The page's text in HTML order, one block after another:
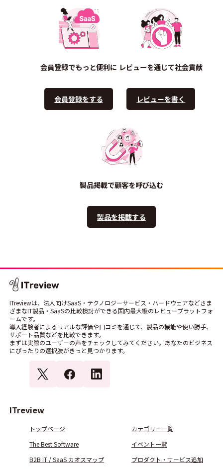
会員登録でもっと便利に
会員登録をする
レビューを通じて社会貢献
レビューを書く
製品掲載で顧客を呼び込む
製品を掲載する
ITreviewは、法人向けSaaS・テクノロジーサービス・ハードウェアなどさま
ざまなIT製品・SaaSの比較検討ができる国内最大級のレビュープラットフォ
ームです。
導入経験者によるリアルな評価や口コミを通じて、製品の機能や使い勝手、
サポート品質などを比較できます。
まずは実際のユーザーの声をチェックしてみてください。あなたのビジネス
にぴったりの選択肢がきっと見つかります。
ITreview
トップページ
カテゴリー一覧
The Best Software
イベント一覧
B2B IT / SaaS カオスマップ
プロダクト・サービス追加